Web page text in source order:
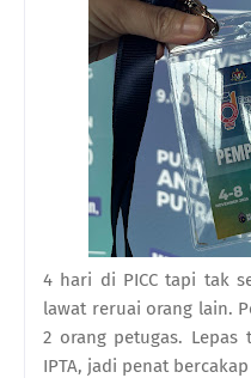
4 hari di PICC tapi tak
lawat reruai orang lain.
2 orang petugas.
IPTA, jadi penat